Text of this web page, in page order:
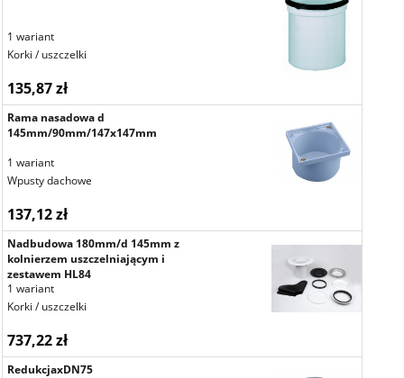
1 wariant
Korki / uszczelki
135,87 zł
Rama nasadowa d
145mm/90mm/147x147mm
1 wariant
Wpusty dachowe
137,12 zł
Nadbudowa 180mm/d 145mm z
kolnierzem uszczelniającym i
zestawem HL84
1 wariant
Korki / uszczelki
737,22 zł
RedukcjaxDN75